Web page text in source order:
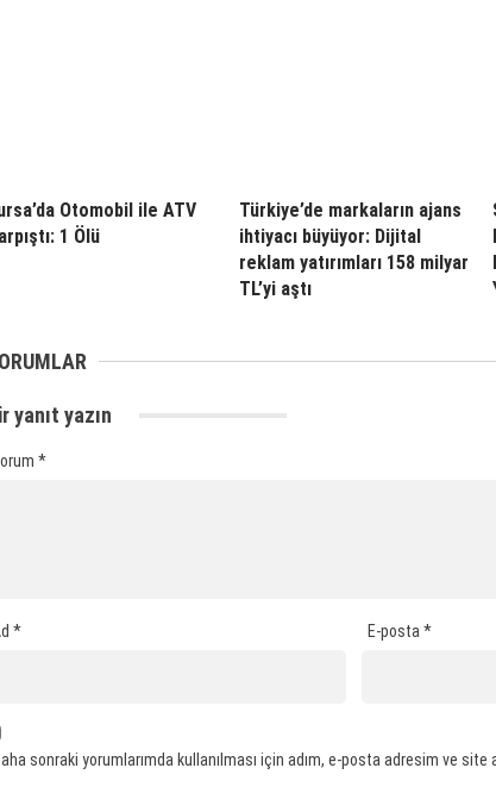
Otomobil ile ATV
1 Ölü
Türkiye’de markaların ajans
ihtiyacı büyüyor: Dijital
reklam yatırımları 158 milyar
TL’yi aştı
yanıt yazın
*
* E-posta *
sonraki yorumlarımda kullanılması için adım, e-posta adresim ve site